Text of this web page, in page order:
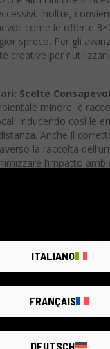
Inoltre,
come le offerte
spreco. Per gli
creative per
Scelte
minore, è
riducendo così le
Anche il
la raccolta
l’impatto
dai trasporti
carbonio dei nostri
delle alternative
inoltre consigliabile
da un anno
ITALIANO
FRANÇAIS
DEUTSCH